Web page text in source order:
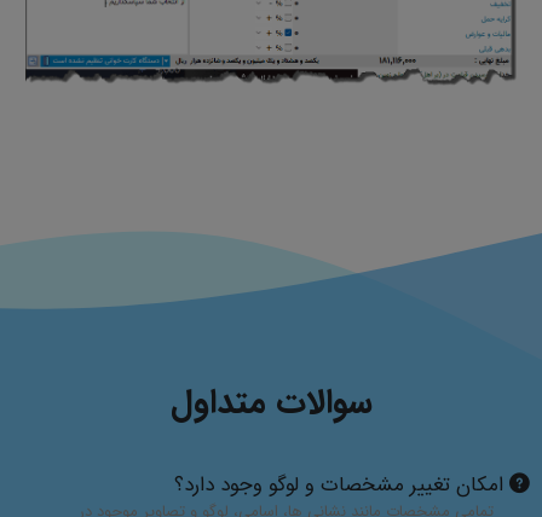
سوالات متداول
امکان تغییر مشخصات و لوگو وجود دارد؟
تمامی مشخصات مانند نشانی ها، اسامی، لوگو و تصاویر موجود در